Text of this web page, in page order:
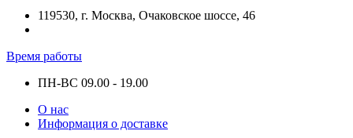
119530, г. Москва, Очаковское шоссе, 46
Время работы
ПН-ВС 09.00 - 19.00
О нас
Информация о доставке